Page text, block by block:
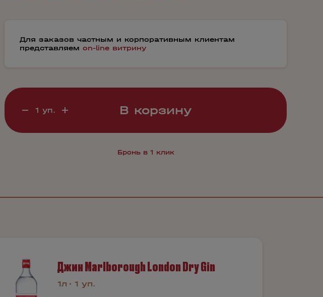
Для заказов частным и корпоративным клиентам
представляем on-line витрину
В корзину
Бронь в 1 клик
Джин Marlborough London Dry Gin
1л 1 уп.